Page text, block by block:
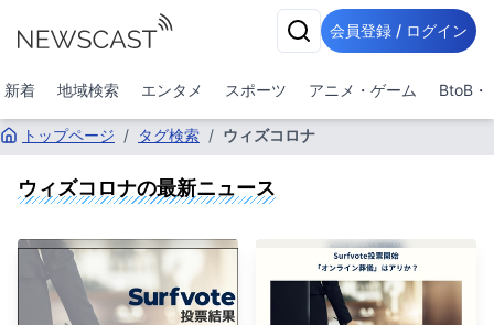
会員登録 / ログイン
新着 地域検索 エンタメ スポーツ アニメ・ゲーム BtoB・
トップページ / タグ検索 / ウィズコロナ
ウィズコロナの最新ニュース